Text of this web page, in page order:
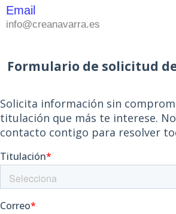
Email
info@creanavarra.es